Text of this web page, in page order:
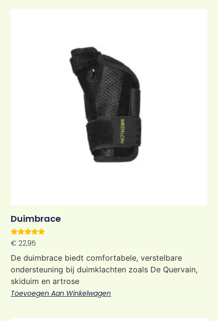
Duimbrace
Waardering
5.00
uit 5
€ 22,95
De duimbrace biedt comfortabele, verstelbare
ondersteuning bij duimklachten zoals De Quervain,
skiduim en artrose
Toevoegen Aan Winkelwagen